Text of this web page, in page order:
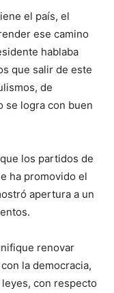
el país, el
ese camino
hablaba
que salir de este
de
se logra con buen
los partidos de
ha promovido el
apertura a un
renovar
la democracia,
con respecto